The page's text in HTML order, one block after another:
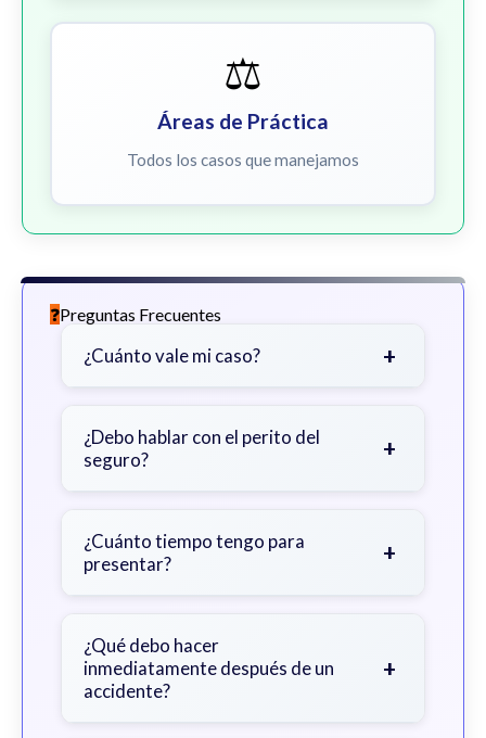
⚖️
Áreas de Práctica
Todos los casos que manejamos
Preguntas Frecuentes
¿Cuánto vale mi caso? +
gravedad de sus lesiones, facturas
médicas, tiempo fuera del trabajo y
¿Debo hablar con el perito del
seguro?
+
primero con un abogado para evitar
declaraciones que perjudiquen su
¿Cuánto tiempo tengo para
presentar?
+
con excepciones. Consulte para
obtener orientación específica.
¿Qué debo hacer
inmediatamente después de un
accidente?
+